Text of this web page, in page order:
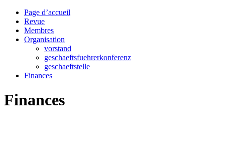
Page d’accueil
Revue
Membres
Organisation
vorstand
geschaeftsfuehrerkonferenz
geschaeftstelle
Finances
Finances